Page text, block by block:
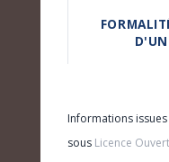
Informations
sous Licence